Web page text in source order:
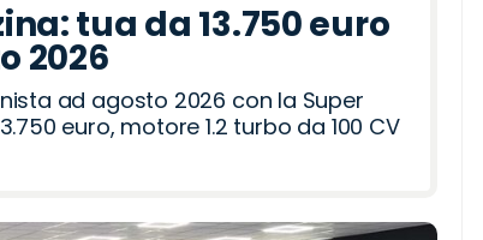
tua da 13.750 euro
2026
ad agosto 2026 con la Super
euro, motore 1.2 turbo da 100 CV